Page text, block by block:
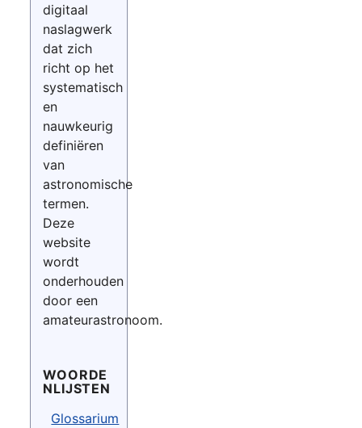
digitaal
naslagwerk
dat zich
richt op het
systematisch
en
nauwkeurig
definiëren
van
astronomische
termen.
Deze
website
wordt
onderhouden
door een
amateurastronoom.
WOORDE
NLIJSTEN
Glossarium